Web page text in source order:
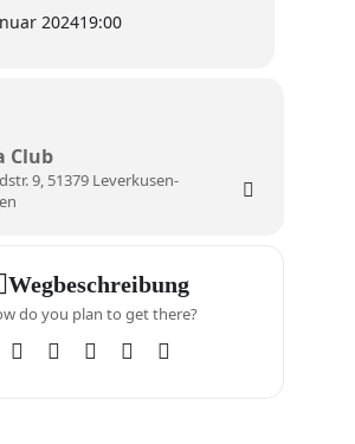
202419:00
Club
9, 51379 Leverkusen-
Wegbeschreibung
do you plan to get there?